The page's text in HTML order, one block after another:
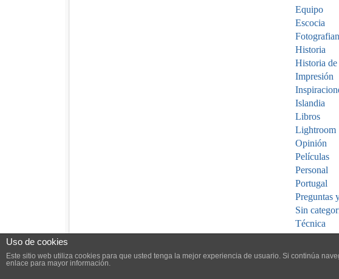
Equipo
Escocia
Historia
Historia
Impresión
Islandia
Libros
Lightroom
Opinión
Películas
Personal
Portugal
Preguntas
Sin
Técnica
Viajes
Vídeo
Uso de cookies
Este sitio web utiliza cookies para que usted tenga la mejor experiencia de usuario. Si continúa
enlace para mayor información.